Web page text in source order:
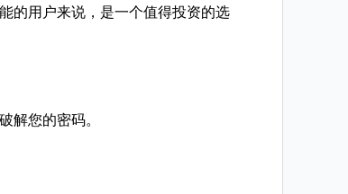
的用户来说，是一个值得投资的选
解您的密码。